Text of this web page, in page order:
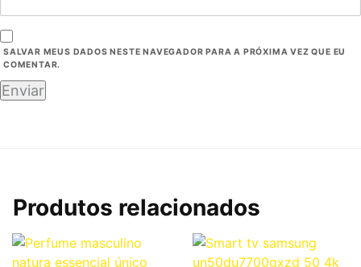
SALVAR MEUS DADOS NESTE NAVEGADOR PARA A PRÓXIMA VEZ QUE EU
COMENTAR.
Produtos relacionados